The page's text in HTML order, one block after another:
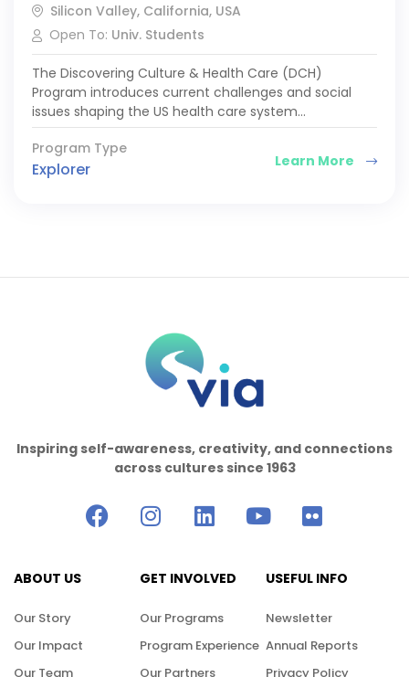
Silicon Valley, California, USA
Open To: Univ. Students
The Discovering Culture & Health Care (DCH)
Program introduces current challenges and social
issues shaping the US health care system…
Program Type
Explorer Learn More
Inspiring self-awareness, creativity, and connections
across cultures since 1963
ABOUT US
Our Story
Our Impact
Our Team
GET INVOLVED
Our Programs
Program Experience
Our Partners
USEFUL INFO
Newsletter
Annual Reports
Privacy Policy